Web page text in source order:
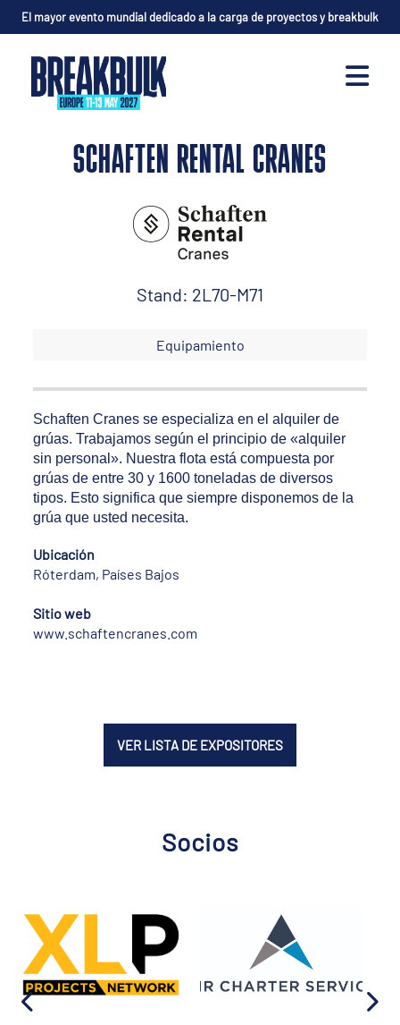
El mayor evento mundial dedicado a la carga de proyectos y breakbulk
SCHAFTEN RENTAL CRANES
Stand: 2L70-M71
Equipamiento
Schaften Cranes se especializa en el alquiler de
grúas. Trabajamos según el principio de «alquiler
sin personal». Nuestra flota está compuesta por
grúas de entre 30 y 1600 toneladas de diversos
tipos. Esto significa que siempre disponemos de la
grúa que usted necesita.
Ubicación
Róterdam, Países Bajos
Sitio web
www.schaftencranes.com
VER LISTA DE EXPOSITORES
Socios